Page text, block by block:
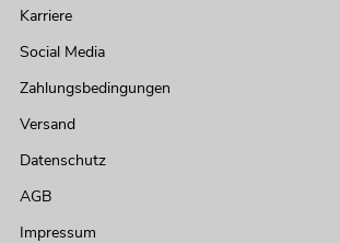
Karriere
Social Media
Zahlungsbedingungen
Versand
Datenschutz
AGB
Impressum